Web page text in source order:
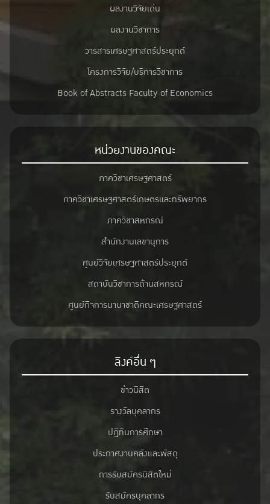
ผลงานวิจัยเด่น
ผลงานวิชาการ
วารสารเศรษฐศาสตร์ประยุกต์
โครงการวิจัย/บริการวิชาการ
Book of Abstracts Faculty of Economics
หน่วยงานของคณะ
ภาควิชาเศรษฐศาสตร์
ภาควิชาเศรษฐศาสตร์เกษตรและทรัพยากร
ภาควิชาสหกรณ์
สำนักงานเลขานุการ
ศูนย์วิจัยเศรษฐศาสตร์ประยุกต์
สถาบันวิชาการด้านสหกรณ์
ศูนย์กิจการนานาชาติคณะเศรษฐศาสตร์
ลิงค์อื่น ๆ
ข่าวนิสิต
รางวัลบุคลากร
ปฎิทินการศึกษา
ประกาศงานคลังและพัสดุ
การรับสมัครนิสิตใหม่
รับสมัครบุคลากร